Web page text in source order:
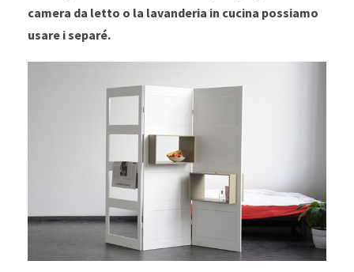
camera da letto o la lavanderia in cucina possiamo
usare i separé.